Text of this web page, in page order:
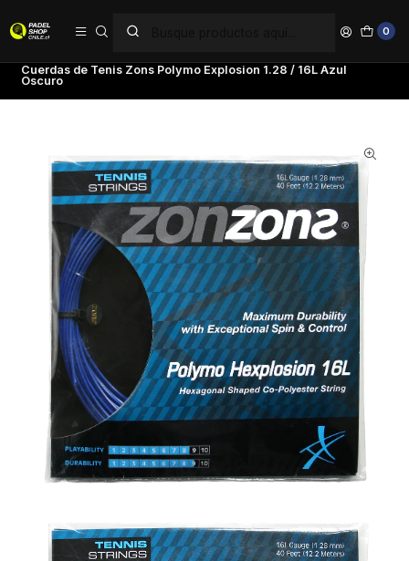
0
Cuerdas de Tenis Zons Polymo Explosion 1.28 / 16L Azul
Oscuro